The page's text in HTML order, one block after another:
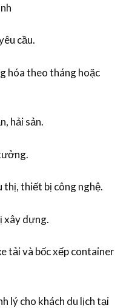
cầu.
hóa theo tháng hoặc
hải sản.
thị, thiết bị công nghệ.
xây dựng.
tải và bốc xếp container
lý cho khách du lịch tại